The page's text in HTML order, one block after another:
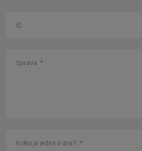
IČ
Správa *
Koľko je jedna a dva? *